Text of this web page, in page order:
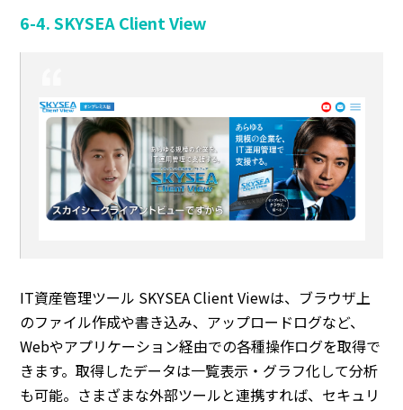
6-4. SKYSEA Client View
IT資産管理ツール SKYSEA Client Viewは、ブラウザ上
のファイル作成や書き込み、アップロードログなど、
Webやアプリケーション経由での各種操作ログを取得で
きます。取得したデータは一覧表示・グラフ化して分析
も可能。さまざまな外部ツールと連携すれば、セキュリ